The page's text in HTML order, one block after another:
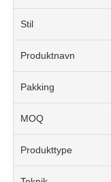
Stil
Produktnavn
Pakking
MOQ
Produkttype